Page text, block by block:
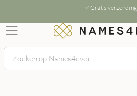
Gratis verzending